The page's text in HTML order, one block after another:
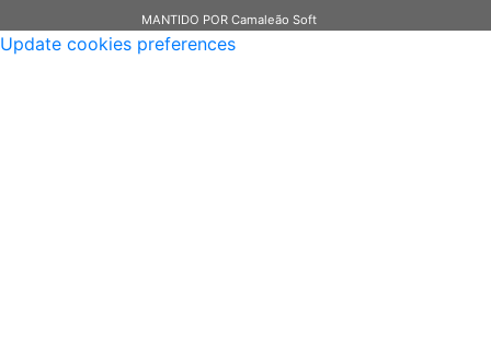
MANTIDO POR Camaleão Soft
Update cookies preferences